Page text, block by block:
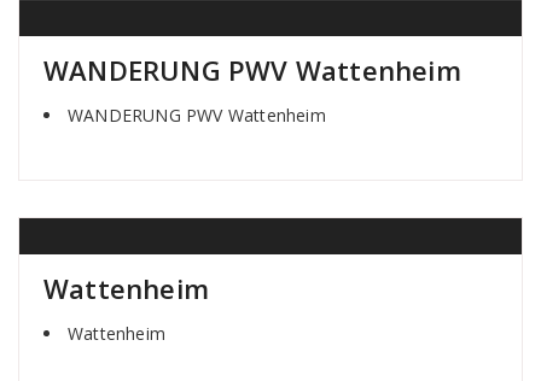
WANDERUNG PWV Wattenheim
WANDERUNG PWV Wattenheim
Wattenheim
Wattenheim